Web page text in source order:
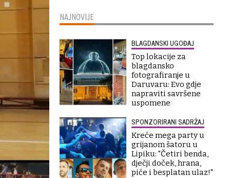
NAJNOVIJE
BLAGDANSKI UGOĐAJ
Top lokacije za
blagdansko
fotografiranje u
Daruvaru: Evo gdje
napraviti savršene
uspomene
SPONZORIRANI SADRŽAJ
Kreće mega party u
grijanom šatoru u
Lipiku: "Četiri benda,
dječji doček, hrana,
piće i besplatan ulaz!"